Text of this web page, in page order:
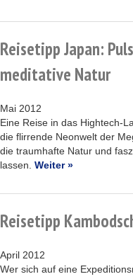
Reisetipp Japan:
meditative Natur
Mai 2012
Eine Reise in das Hightech-
die flirrende Neonwelt der
die traumhafte Natur und
lassen. Weiter »
Reisetipp
April 2012
Wer sich auf eine